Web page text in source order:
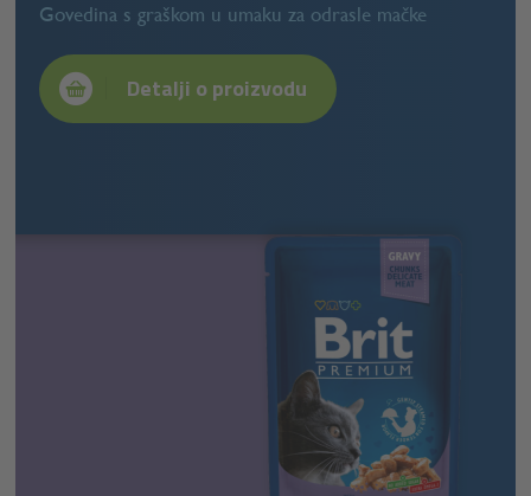
Govedina s graškom u umaku za odrasle mačke
Detalji o proizvodu